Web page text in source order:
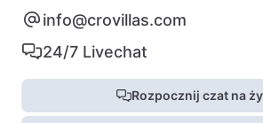
info@crovillas.com
24/7 Livechat
Rozpocznij czat na